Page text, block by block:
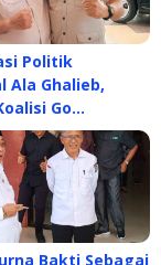
Politik
Ala Ghalieb,
Go…
Bakti Sebagai